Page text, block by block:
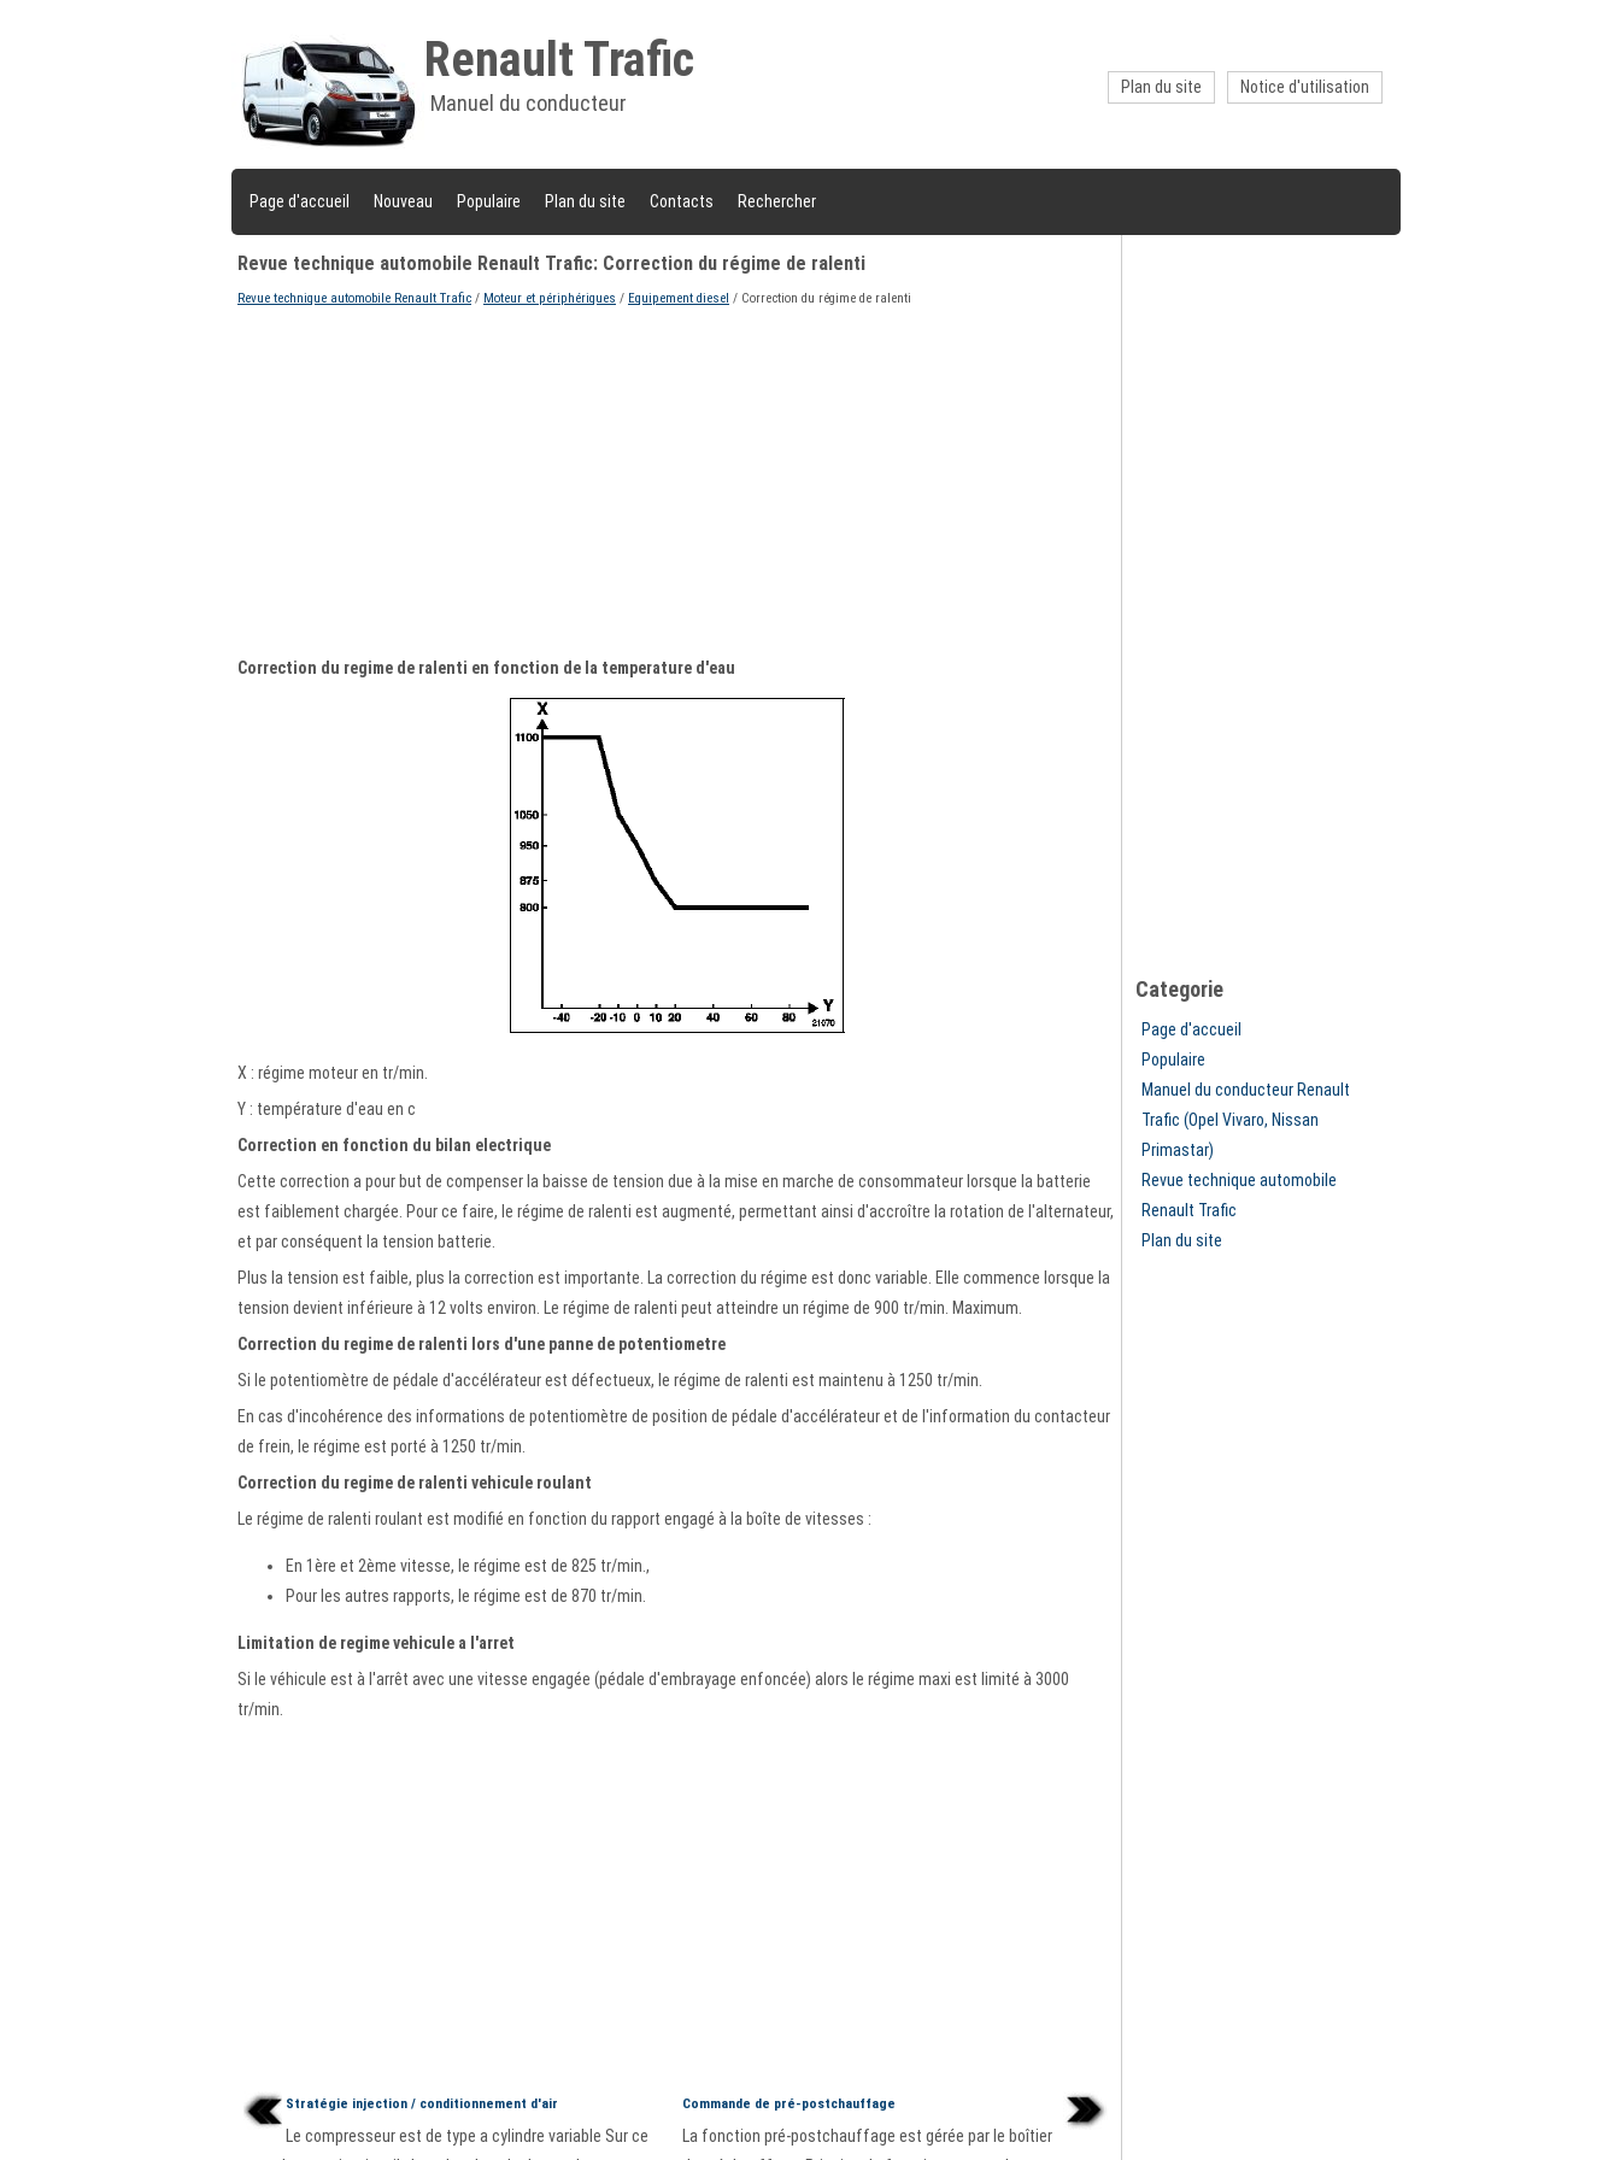
Renault Trafic
Manuel du conducteur
Notice d'utilisation
Plan du site
Page d'accueil Nouveau Populaire Plan du site Contacts Rechercher
Revue technique automobile Renault Trafic: Correction du régime de ralenti
Revue technique automobile Renault Trafic / Moteur et périphériques / Equipement diesel / Correction du régime de ralenti
Correction du regime de ralenti en fonction de la temperature d'eau
X : régime moteur en tr/min.
Y : température d'eau en c
Correction en fonction du bilan electrique
Cette correction a pour but de compenser la baisse de tension due à la mise en marche de consommateur lorsque la batterie
est faiblement chargée. Pour ce faire, le régime de ralenti est augmenté, permettant ainsi d'accroître la rotation de l'alternateur,
et par conséquent la tension batterie.
Plus la tension est faible, plus la correction est importante. La correction du régime est donc variable. Elle commence lorsque la
tension devient inférieure à 12 volts environ. Le régime de ralenti peut atteindre un régime de 900 tr/min. Maximum.
Correction du regime de ralenti lors d'une panne de potentiometre
Si le potentiomètre de pédale d'accélérateur est défectueux, le régime de ralenti est maintenu à 1250 tr/min.
En cas d'incohérence des informations de potentiomètre de position de pédale d'accélérateur et de l'information du contacteur
de frein, le régime est porté à 1250 tr/min.
Correction du regime de ralenti vehicule roulant
Le régime de ralenti roulant est modifié en fonction du rapport engagé à la boîte de vitesses :
En 1ère et 2ème vitesse, le régime est de 825 tr/min.,
Pour les autres rapports, le régime est de 870 tr/min.
Limitation de regime vehicule a l'arret
Si le véhicule est à l'arrêt avec une vitesse engagée (pédale d'embrayage enfoncée) alors le régime maxi est limité à 3000
tr/min.
Stratégie injection / conditionnement d'air
Le compresseur est de type a cylindre variable Sur ce
Commande de pré-postchauffage
La fonction pré-postchauffage est gérée par le boîtier
Categorie
Page d'accueil
Populaire
Manuel du conducteur Renault
Trafic (Opel Vivaro, Nissan
Primastar)
Revue technique automobile
Renault Trafic
Plan du site